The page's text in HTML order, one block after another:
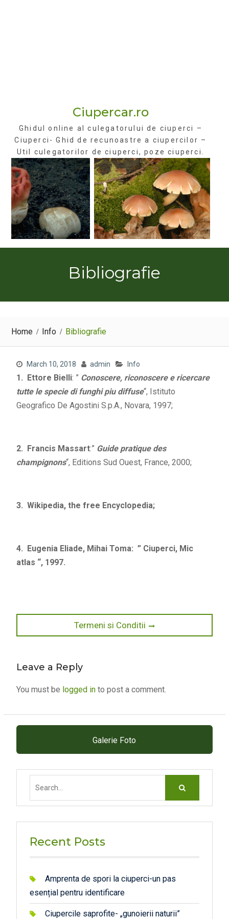
Ciupercar.ro
Ghidul online al culegatorului de ciuperci –
Ciuperci- Ghid de recunoastre a ciupercilor –
Util culegatorilor de ciuperci, poze ciuperci.
Bibliografie
Home Info Bibliografie
March 10, 2018 admin Info
1. Ettore Bielli: ” Conoscere, riconoscere e ricercare
tutte le specie di funghi piu diffuse“, Istituto
Geografico De Agostini S.p.A., Novara, 1997;
2. Francis Massart:” Guide pratique des
champignons“, Editions Sud Ouest, France, 2000;
3. Wikipedia, the free Encyclopedia;
4. Eugenia Eliade, Mihai Toma: ” Ciuperci, Mic
atlas “, 1997.
Next
post:
Termeni si Conditii
Leave a Reply
You must be logged into post a comment.
Galerie Foto
Recent Posts
Amprenta de spori la ciuperci-un pas
esențial pentru identificare
Ciupercile saprofite- „gunoierii naturii”